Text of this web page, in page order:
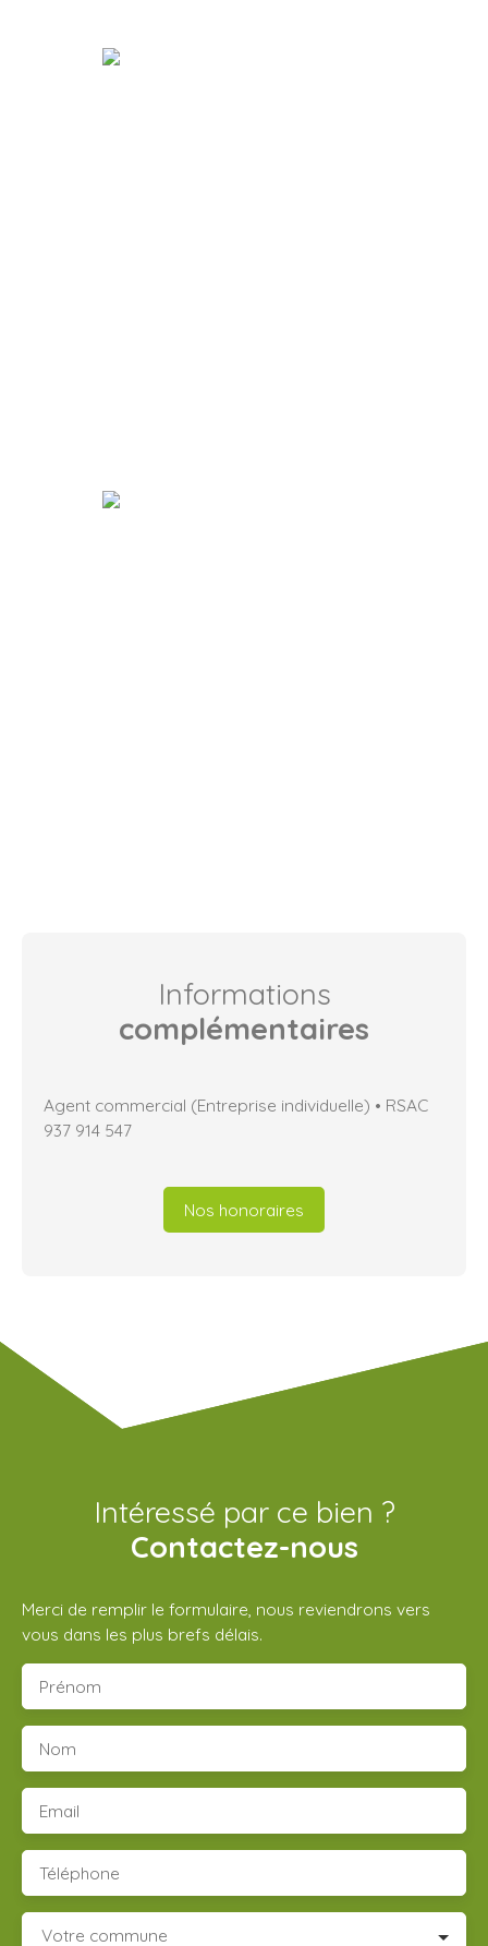
Informations
complémentaires
Agent commercial (Entreprise individuelle) • RSAC
937 914 547
Nos honoraires
Intéressé par ce bien ?
Contactez-nous
Merci de remplir le formulaire, nous reviendrons vers
vous dans les plus brefs délais.
Prénom
Nom
Email
Téléphone
Votre commune